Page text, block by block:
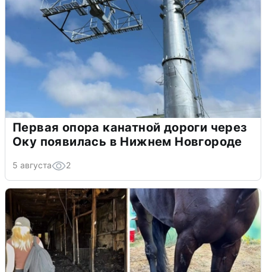
Первая опора канатной дороги через
Оку появилась в Нижнем Новгороде
5 августа 2